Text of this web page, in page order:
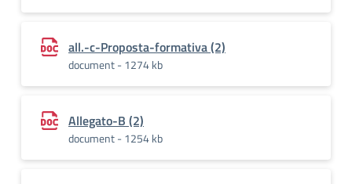
all.-c-Proposta-formativa (2)
document - 1274 kb
Allegato-B (2)
document - 1254 kb